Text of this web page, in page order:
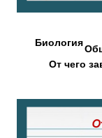
Биология
От чего